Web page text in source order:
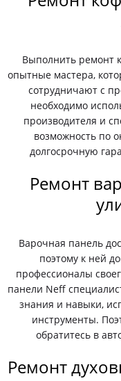
Выполнить ремонт
опытные мастера,
сотрудничают с
необходимо
производителя и
возможность по
долгосрочную
Ремонт
Варочная панель
поэтому к ней
профессионалы
панели Neff
знания и навыки,
инструменты.
обратитесь в
Ремонт